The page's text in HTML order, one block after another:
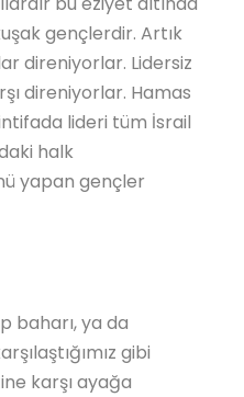
gençlerdir. Artık
direniyorlar. Lidersiz
direniyorlar. Hamas
lideri tüm İsrail
halk
yapan gençler
baharı, ya da
gibi
karşı ayağa